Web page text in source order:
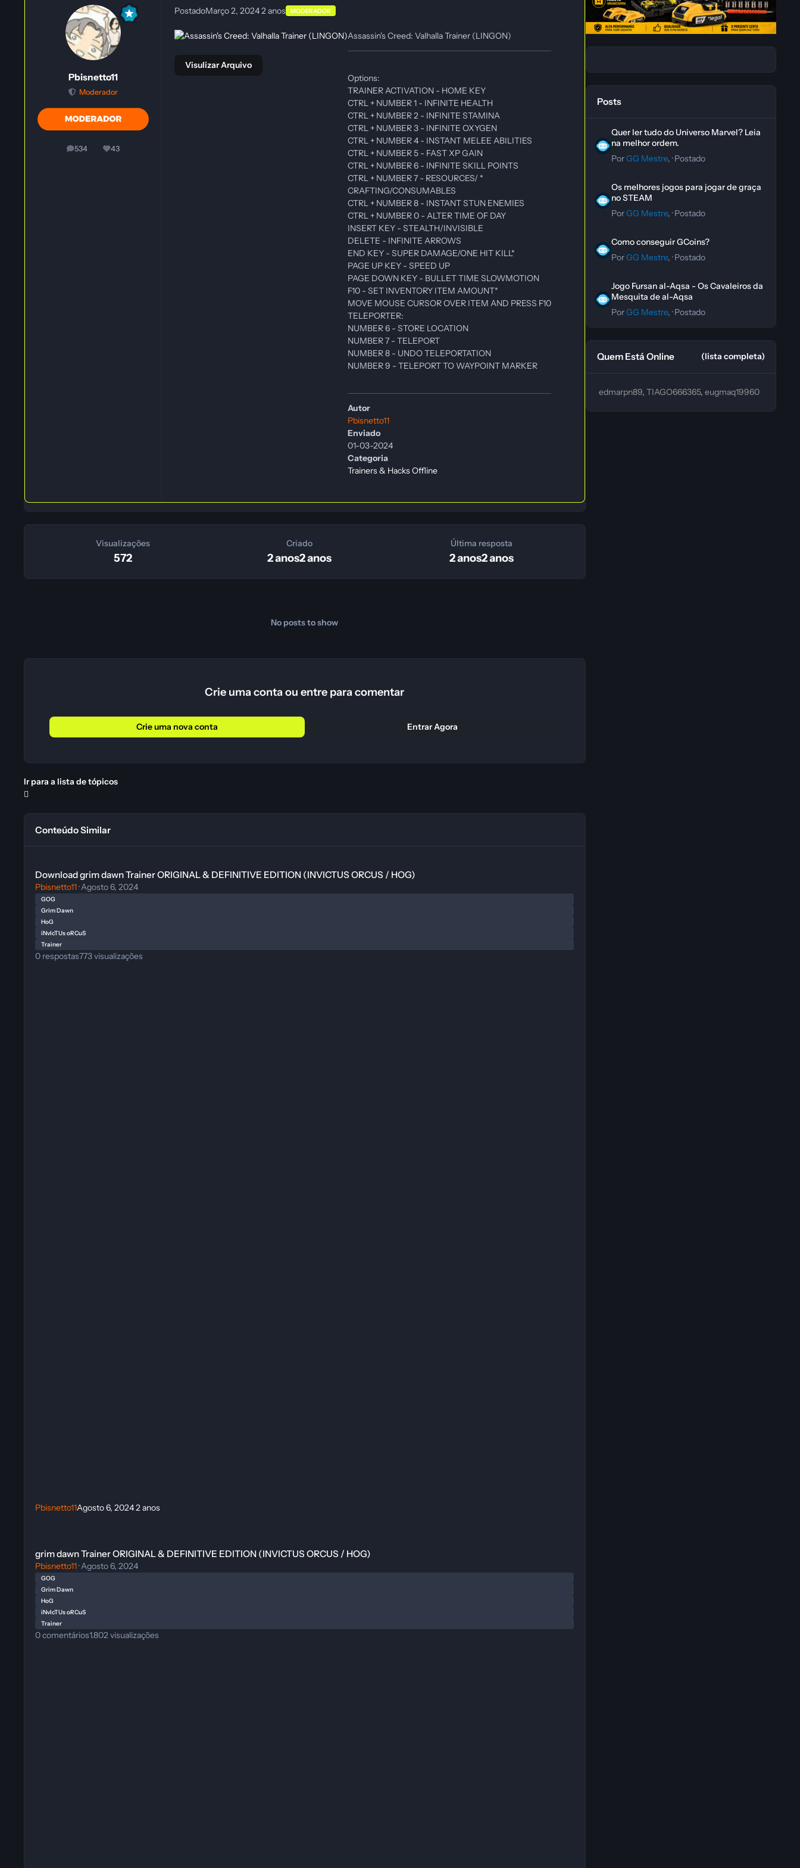
Pbisnetto11
Moderador
534
posts 43
Reputação
PostadoMarço 2, 20242 anos MODERADOR
Visulizar Arquivo
Assassin's Creed: Valhalla Trainer (LINGON)
Options:
TRAINER ACTIVATION - HOME KEY
CTRL + NUMBER 1 - INFINITE HEALTH
CTRL + NUMBER 2 - INFINITE STAMINA
CTRL + NUMBER 3 - INFINITE OXYGEN
CTRL + NUMBER 4 - INSTANT MELEE ABILITIES
CTRL + NUMBER 5 - FAST XP GAIN
CTRL + NUMBER 6 - INFINITE SKILL POINTS
CTRL + NUMBER 7 - RESOURCES/ *
CRAFTING/CONSUMABLES
CTRL + NUMBER 8 - INSTANT STUN ENEMIES
CTRL + NUMBER 0 - ALTER TIME OF DAY
INSERT KEY - STEALTH/INVISIBLE
DELETE - INFINITE ARROWS
END KEY - SUPER DAMAGE/ONE HIT KILL*
PAGE UP KEY - SPEED UP
PAGE DOWN KEY - BULLET TIME SLOWMOTION
F10 - SET INVENTORY ITEM AMOUNT*
MOVE MOUSE CURSOR OVER ITEM AND PRESS F10
TELEPORTER:
NUMBER 6 - STORE LOCATION
NUMBER 7 - TELEPORT
NUMBER 8 - UNDO TELEPORTATION
NUMBER 9 - TELEPORT TO WAYPOINT MARKER
Autor
Pbisnetto11
Enviado
01-03-2024
Categoria
Trainers & Hacks Offline
Visualizações
572
Criado
2 anos2 anos
Última resposta
2 anos2 anos
No posts to show
Crie uma conta ou entre para comentar
Crie uma nova conta Entrar Agora
Ir para a lista de tópicos
Conteúdo Similar
Download grim dawn Trainer ORIGINAL & DEFINITIVE EDITION (INVICTUS ORCUS / HOG)
Pbisnetto11·Agosto 6, 2024
GOG
Grim Dawn
HoG
iNvIcTUs oRCuS
Trainer
0 respostas773visualizações
Pbisnetto11Agosto 6, 20242 anos
grim dawn Trainer ORIGINAL & DEFINITIVE EDITION (INVICTUS ORCUS / HOG)
Pbisnetto11·Agosto 6, 2024
GOG
Grim Dawn
HoG
iNvIcTUs oRCuS
Trainer
0comentários1.802visualizações
Posts
Quer ler tudo do Universo Marvel? Leia
na melhor ordem.
PorGG Mestre, ·Postado
Os melhores jogos para jogar de graça
no STEAM
PorGG Mestre, ·Postado
Como conseguir GCoins?
PorGG Mestre, ·Postado
Jogo Fursan al-Aqsa - Os Cavaleiros da
Mesquita de al-Aqsa
PorGG Mestre, ·Postado
Quem Está Online (lista completa)
edmarpn89 TIAGO666365 eugmaq19960